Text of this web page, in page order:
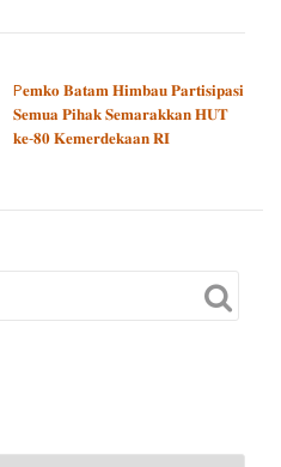
P𝐞𝐦𝐤𝐨 𝐁𝐚𝐭𝐚𝐦 𝐇𝐢𝐦𝐛𝐚𝐮 𝐏𝐚𝐫𝐭𝐢𝐬𝐢𝐩𝐚𝐬𝐢
𝐒𝐞𝐦𝐮𝐚 𝐏𝐢𝐡𝐚𝐤 𝐒𝐞𝐦𝐚𝐫𝐚𝐤𝐤𝐚𝐧 𝐇𝐔𝐓
𝐤𝐞-𝟖𝟎 𝐊𝐞𝐦𝐞𝐫𝐝𝐞𝐤𝐚𝐚𝐧 𝐑𝐈